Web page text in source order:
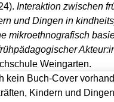
Interaktion zwischen
und Dingen in
mikroethnografisch
Weingarten.